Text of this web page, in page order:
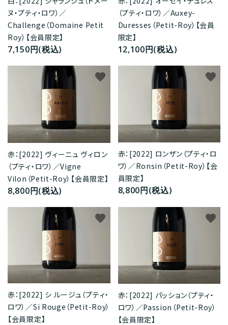
ヌ・プティ・ロワ）／
Challenge（Domaine Petit
Roy）【会員限定】
7,150円(税込)
（プティ・ロワ）／Auxey-
Duresses（Petit-Roy）【会員
限定】
12,100円(税込)
赤：[2022] ヴィーニュ ヴィロン
（プティ・ロワ）／Vigne
Vilon（Petit-Roy）【会員限定】
8,800円(税込)
favorite
赤：[2022] ロンザン（プティ・ロ
ワ）／Ronsin（Petit-Roy）【会
員限定】
8,800円(税込)
favorite
赤：[2022] シ ルージュ（プティ・
ロワ）／Si Rouge（Petit-Roy）
【会員限定】
favorite
赤：[2022] パッション（プティ・
ロワ）／Passion（Petit-Roy）
【会員限定】
favorite